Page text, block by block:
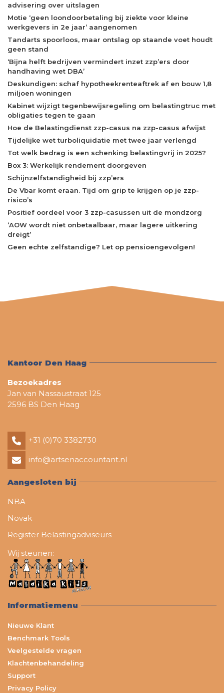
advisering over uitslagen
Motie ‘geen loondoorbetaling bij ziekte voor kleine
werkgevers in 2e jaar’ aangenomen
Tandarts spoorloos, maar ontslag op staande voet houdt
geen stand
‘Bijna helft bedrijven vermindert inzet zzp’ers door
handhaving wet DBA’
Deskundigen: schaf hypotheekrenteaftrek af en bouw 1,8
miljoen woningen
Kabinet wijzigt tegenbewijsregeling om belastingtruc met
obligaties tegen te gaan
Hoe de Belastingdienst zzp-casus na zzp-casus afwijst
Tijdelijke wet turboliquidatie met twee jaar verlengd
Tot welk bedrag is een schenking belastingvrij in 2025?
Box 3: Werkelijk rendement doorgeven
Schijnzelfstandigheid bij zzp’ers
De Vbar komt eraan. Tijd om grip te krijgen op je zzp-
risico’s
Positief oordeel voor 3 zzp-casussen uit de mondzorg
‘AOW wordt niet onbetaalbaar, maar lagere uitkering
dreigt’
Geen echte zelfstandige? Let op pensioengevolgen!
Kantoor Den Haag
Bezoekadres
Jan van Nassaustraat 125
2596 BS Den Haag
+31 (0)70 3382730
info@artsenaccountant.nl
Aangesloten bij
NBA
Novak
Register Belastingadviseurs
Wij steunen:
Informatiemenu
Nieuwe Klant
Benchmark Tools
Veelgestelde vragen
Klachtenbehandeling
Support
Privacy Policy